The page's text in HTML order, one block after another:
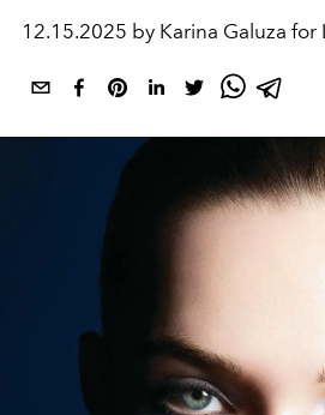
12.15.2025 by Karina Galuza for